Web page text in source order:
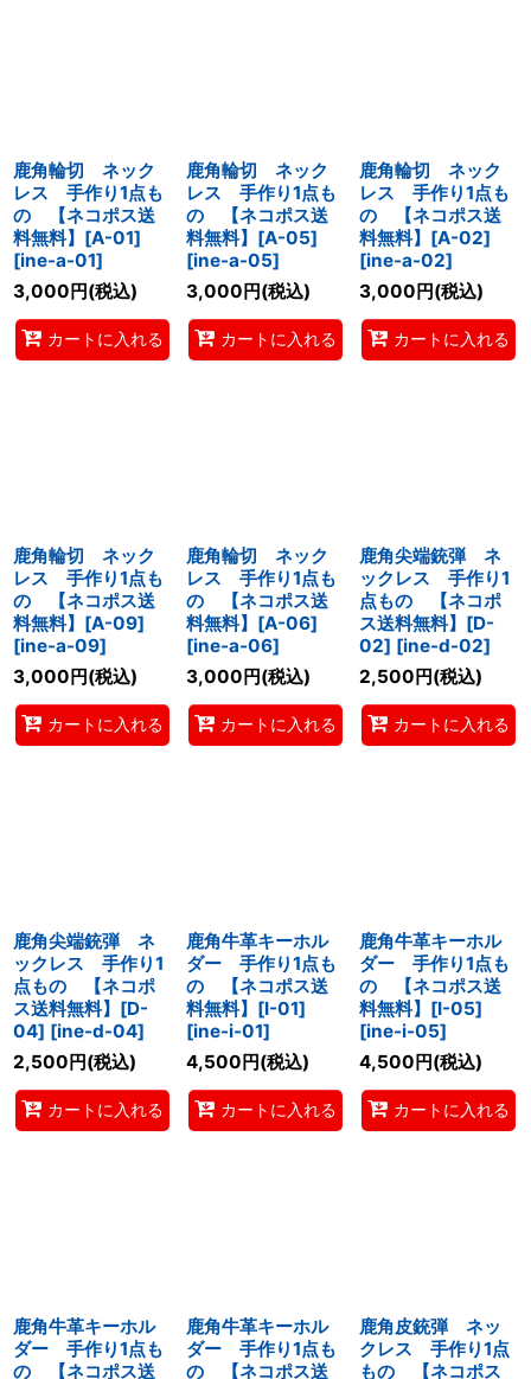
鹿角輪切 ネック
レス 手作り1点も
の 【ネコポス送
料無料】[A-01]
[ine-a-01]
3,000円(税込)
カートに入れる
鹿角輪切 ネック
レス 手作り1点も
の 【ネコポス送
料無料】[A-05]
[ine-a-05]
3,000円(税込)
カートに入れる
鹿角輪切 ネック
レス 手作り1点も
の 【ネコポス送
料無料】[A-02]
[ine-a-02]
3,000円(税込)
カートに入れる
鹿角輪切 ネック
レス 手作り1点も
の 【ネコポス送
料無料】[A-09]
[ine-a-09]
3,000円(税込)
カートに入れる
鹿角輪切 ネック
レス 手作り1点も
の 【ネコポス送
料無料】[A-06]
[ine-a-06]
3,000円(税込)
カートに入れる
鹿角尖端銃弾 ネ
ックレス 手作り1
点もの 【ネコポ
ス送料無料】[D-
02] [ine-d-02]
2,500円(税込)
カートに入れる
鹿角尖端銃弾 ネ
ックレス 手作り1
点もの 【ネコポ
ス送料無料】[D-
04] [ine-d-04]
2,500円(税込)
カートに入れる
鹿角牛革キーホル
ダー 手作り1点も
の 【ネコポス送
料無料】[I-01]
[ine-i-01]
4,500円(税込)
カートに入れる
鹿角牛革キーホル
ダー 手作り1点も
の 【ネコポス送
料無料】[I-05]
[ine-i-05]
4,500円(税込)
カートに入れる
鹿角牛革キーホル
ダー 手作り1点も
の 【ネコポス送
鹿角牛革キーホル
ダー 手作り1点も
の 【ネコポス送
鹿角皮銃弾 ネッ
クレス 手作り1点
もの 【ネコポス